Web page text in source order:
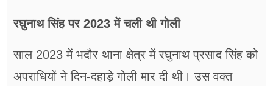
रघुनाथ सिंह पर 2023 में चली थी गोली
साल 2023 में भदौर थाना क्षेत्र में रघुनाथ प्रसाद सिंह को
अपराधियों ने दिन-दहाड़े गोली मार दी थी। उस वक्त